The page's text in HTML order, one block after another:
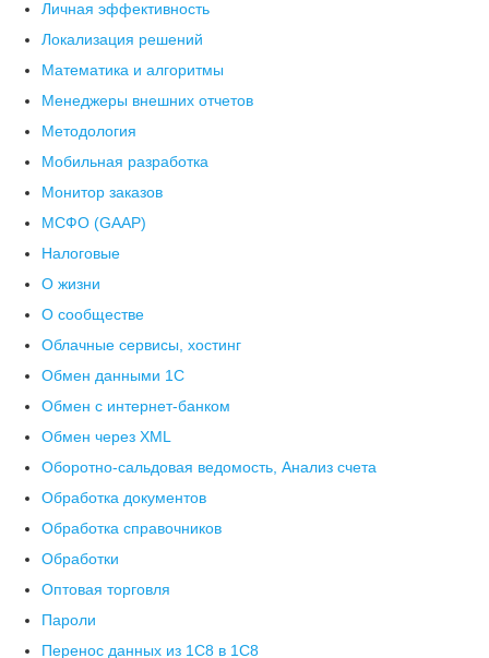
Личная эффективность
Локализация решений
Математика и алгоритмы
Менеджеры внешних отчетов
Методология
Мобильная разработка
Монитор заказов
МСФО (GAAP)
Налоговые
О жизни
О сообществе
Облачные сервисы, хостинг
Обмен данными 1С
Обмен с интернет-банком
Обмен через XML
Оборотно-сальдовая ведомость, Анализ счета
Обработка документов
Обработка справочников
Обработки
Оптовая торговля
Пароли
Перенос данных из 1C8 в 1C8